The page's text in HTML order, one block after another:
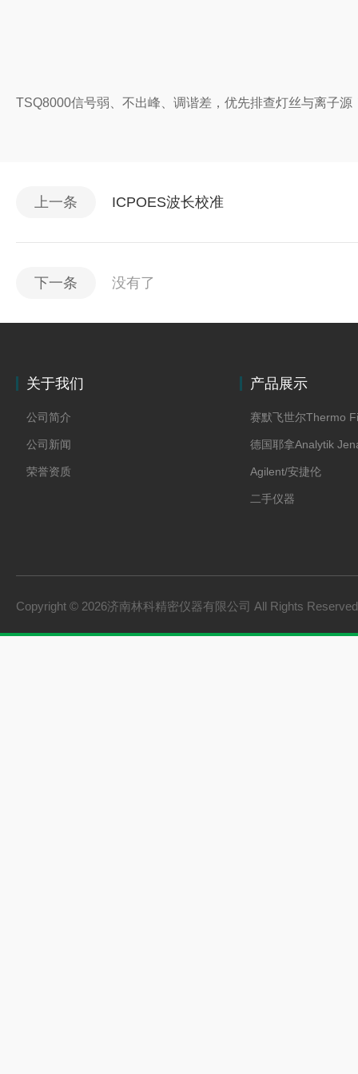
TSQ8000信号弱、不出峰、调谐差，优先排查灯丝与离子
上一条 ICPOES波长校准
下一条 没有了
关于我们
公司简介
公司新闻
荣誉资质
产品展示
赛默飞世尔Thermo
德国耶拿Analytik
Agilent/安捷伦
二手仪器
Copyright © 2026济南林科精密仪器有限公司 All Rights